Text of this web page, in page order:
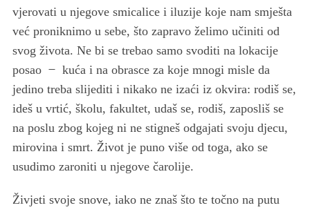
vjerovati u njegove smicalice i iluzije koje nam smješta
već proniknimo u sebe, što zapravo želimo učiniti od
svog života. Ne bi se trebao samo svoditi na lokacije
posao ̶ kuća i na obrasce za koje mnogi misle da
jedino treba slijediti i nikako ne izaći iz okvira: rodiš se,
ideš u vrtić, školu, fakultet, udaš se, rodiš, zaposliš se
na poslu zbog kojeg ni ne stigneš odgajati svoju djecu,
mirovina i smrt. Život je puno više od toga, ako se
usudimo zaroniti u njegove čarolije.
Živjeti svoje snove, iako ne znaš što te točno na putu